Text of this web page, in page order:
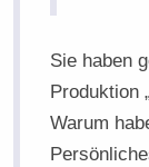
Sie haben
Produktion
Warum